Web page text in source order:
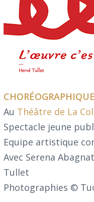
Au Théâtre de La
Spectacle jeune
Equipe artistique
Avec Serena
Tullet
Photographies ©